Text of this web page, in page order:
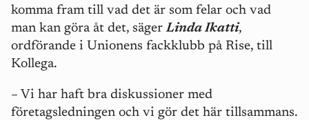
komma fram till vad det är som felar och vad
man kan göra åt det, sägerLinda Ikatti,
ordförande i Unionens fackklubb på Rise, till
Kollega.
– Vi har haft bra diskussioner med
företagsledningen och vi gör det här tillsammans.